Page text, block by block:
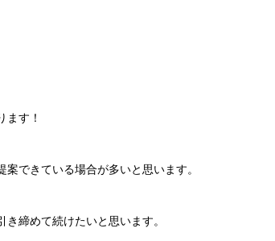
ます！
できている場合が多いと思います。
締めて続けたいと思います。